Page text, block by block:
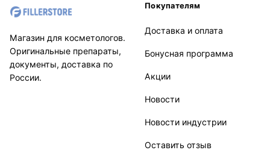
Магазин для косметологов.
Оригинальные препараты,
документы, доставка по
России.
Покупателям
Доставка и оплата
Бонусная программа
Акции
Новости
Новости индустрии
Оставить отзыв